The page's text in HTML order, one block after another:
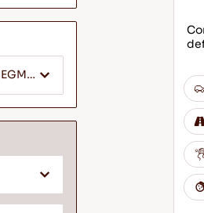
SELEZIONA SEGMENTO